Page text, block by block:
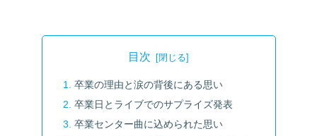
目次
卒業の理由と涙の背後にある思い
卒業日とライブでのサプライズ発表
卒業センター曲に込められた思い